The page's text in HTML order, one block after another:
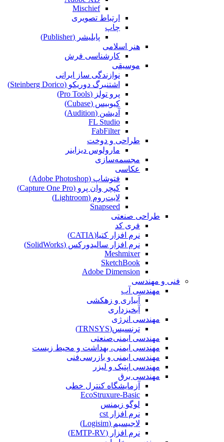
Mischief
ارتباط تصویری
چاپ
پابلیشر (Publisher)
هنر اسلامی
کارشناسی فرش
موسیقی
نوازندگی ساز ایرانی
اشتنبرگ دوریکو (Steinberg Dorico)
پرو تولز (Pro Tools)
کیوبیس (Cubase‎)
آدیشن (Audition)
FL Studio
FabFilter
طراحی و دوخت
مارولوس دیزاینر
مجسمه‌سازی‌
عکاسی
فتوشاپ (Adobe Photoshop)
کپچر وان پرو (Capture One Pro)
لایت‌روم (Lightroom)
Snapseed
طراحی صنعتی
فری کد
نرم افزار کتیا(CATIA)
نرم افزار سالیدورکس (SolidWorks)
Meshmixer
SketchBook
Adobe Dimension
فنی و مهندسی
مهندسی آب
آبیاری و زهکشی
آبخیزداری
مهندسی انرژی
ترنسیس(TRNSYS)
مهندسی ایمنی‌صنعتی
مهندسی ایمنی، بهداشت و محیط زیست
مهندسی ایمنی‌ و‌ بازرسی‌فنی
مهندسی اپتیک و لیزر
مهندسی برق
آزمایشگاه کنترل خطی
EcoStruxure-Basic
لوگو زیمنس
نرم افزار cst
لاجیسیم (Logisim)
نرم افزار (EMTP-RV)